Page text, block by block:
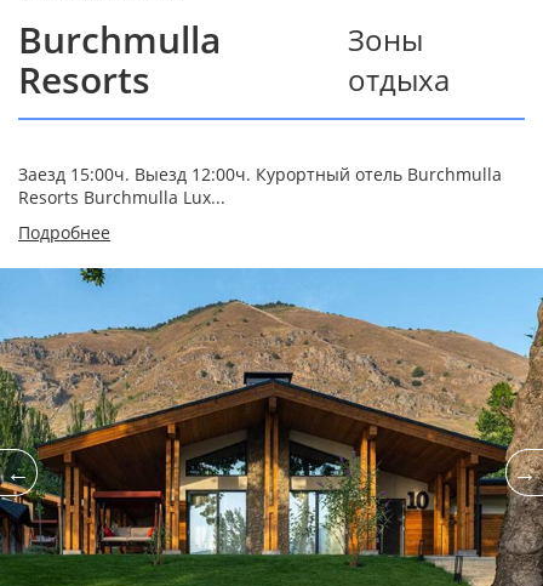
Burchmulla
Resorts
Зоны
отдыха
Заезд 15:00ч. Выезд 12:00ч. Курортный отель Burchmulla
Resorts Burchmulla Lux...
Подробнее